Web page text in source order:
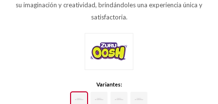
su imaginación y creatividad, brindándoles una experiencia única y
satisfactoria.
Variantes: